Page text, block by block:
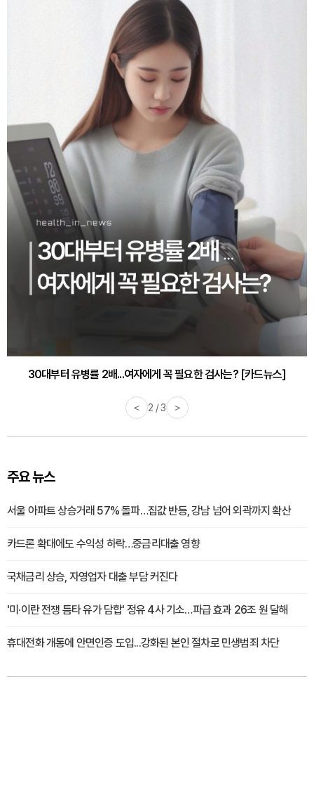
감기·독감 예방하고 면역력 높이는 4가지 영양제 [카드뉴스]
< 3 / 3 >
주요 뉴스
서울 아파트 상승거래 57% 돌파…집값 반등, 강남 넘어 외곽까지 확산
카드론 확대에도 수익성 하락…중금리대출 영향
국채금리 상승, 자영업자 대출 부담 커진다
'미·이란 전쟁 틈타 유가 담합' 정유 4사 기소…파급 효과 26조 원 달해
휴대전화 개통에 안면인증 도입...강화된 본인 절차로 민생범죄 차단